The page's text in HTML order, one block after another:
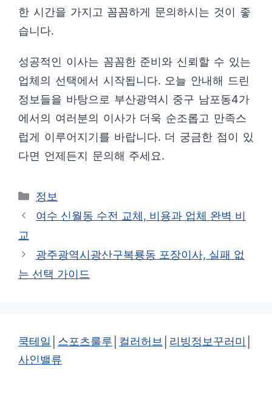
한 시간을 가지고 꼼꼼하게 문의하시는 것이 좋
습니다.
성공적인 이사는 꼼꼼한 준비와 신뢰할 수 있는
업체의 선택에서 시작됩니다. 오늘 안내해 드린
정보들을 바탕으로 부산광역시 중구 남포동4가
에서의 여러분의 이사가 더욱 순조롭고 만족스
럽게 이루어지기를 바랍니다. 더 궁금한 점이 있
다면 언제든지 문의해 주세요.
카
테
정보
여수 신월동 수전 교체, 비용과 업체 완벽 비
교
광주광역시광산구복룡동 포장이사, 실패 없
는 선택 가이드
쿡테일 스포츠룰루 컬러허브 리빙정보꾸러미
사인밸류